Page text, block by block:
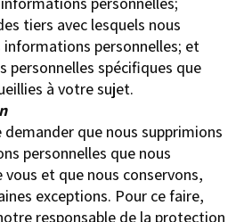
tiers avec lesquels nous
informations personnelles; et
personnelles spécifiques que
à votre sujet.
que nous supprimions
personnelles que nous
vous et que nous conservons,
exceptions. Pour ce faire,
responsable de la protection